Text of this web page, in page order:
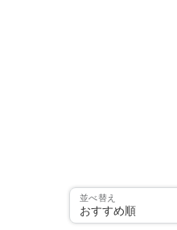
並べ替え
おすすめ順